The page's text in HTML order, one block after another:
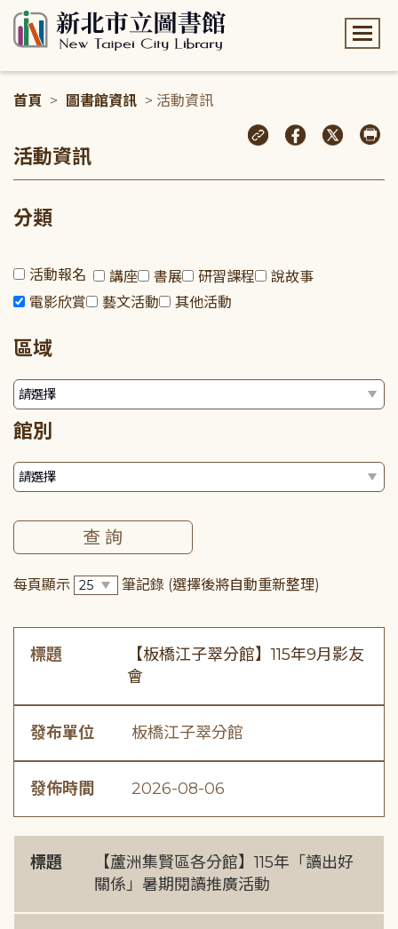
首頁 > 圖書館資訊 > 活動資訊
活動資訊
分類
活動報名 講座 書展 研習課程
說故事
電影欣賞
藝文活動 其他活動
區域
館別
每頁顯示 筆記錄 (選擇後將自動重新整理)
標題
【板橋江子翠分館】115年9月影友
會
發布單位 板橋江子翠分館
發佈時間 2026-08-06
標題
【蘆洲集賢區各分館】115年「讀出好
關係」暑期閱讀推廣活動